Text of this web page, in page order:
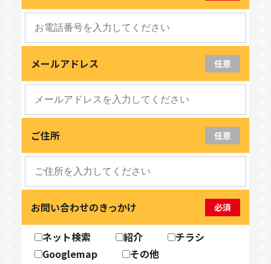
メールアドレス 任意
ご住所 任意
お問い合わせのきっかけ 必須
ネット検索 紹介
チラシ
Googlemap
その他